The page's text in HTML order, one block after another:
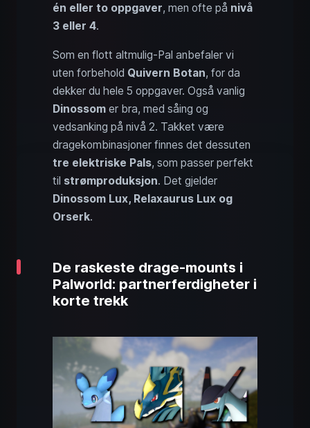
én eller to oppgaver, men ofte på nivå
3 eller 4.
Som en flott altmulig-Pal anbefaler vi
uten forbehold Quivern Botan, for da
dekker du hele 5 oppgaver. Også vanlig
Dinossom er bra, med såing og
vedsanking på nivå 2. Takket være
dragekombinasjoner finnes det dessuten
tre elektriske Pals, som passer perfekt
til strømproduksjon. Det gjelder
Dinossom Lux, Relaxaurus Lux og
Orserk.
De raskeste drage-mounts i
Palworld: partnerferdigheter i
korte trekk